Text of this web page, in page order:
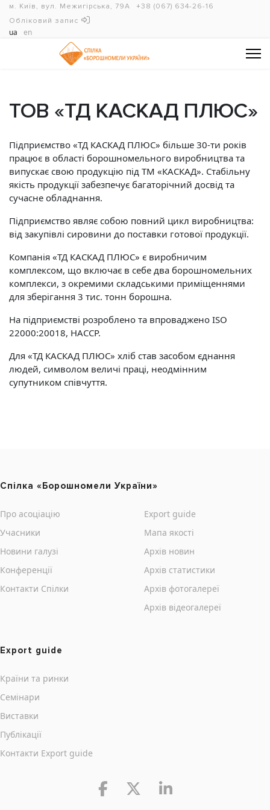
м. Київ, вул. Межигірська, 79А
+38 (067) 634-26-16
Обліковий запис
ua en
ТОВ «ТД КАСКАД ПЛЮС»
Підприємство «ТД КАСКАД ПЛЮС» більше 30-ти років
працює в області борошномельного виробництва та
випускає свою продукцію під ТМ «КАСКАД». Стабільну
якість продукції забезпечує багаторічний досвід та
сучасне обладнання.
Підприємство являє собою повний цикл виробництва:
від закупівлі сировини до поставки готової продукції.
Компанія «ТД КАСКАД ПЛЮС» є виробничим
комплексом, що включає в себе два борошномельних
комплекси, з окремими складськими приміщеннями
для зберігання 3 тис. тонн борошна.
На підприємстві розроблено та впроваджено ISO
22000:20018, HACCP.
Для «ТД КАСКАД ПЛЮС» хліб став засобом єднання
людей, символом величі праці, неодмінним
супутником співчуття.
Cпілка «Борошномели України»
Про асоціацію
Учасники
Новини галузі
Конференції
Контакти Cпілки
Export guide
Мапа якості
Архів новин
Архів статистики
Архів фотогалереї
Архів відеогалереї
Export guide
Країни та ринки
Семінари
Виставки
Публікації
Контакти Export guide